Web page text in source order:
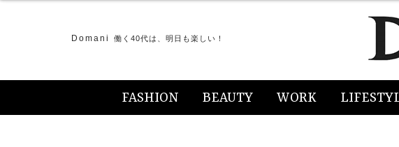
Domani 働く40代は、明日も楽しい！
FASHION BEAUTY WORK